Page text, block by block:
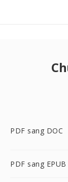
PDF sang DOC
PDF sang EPUB